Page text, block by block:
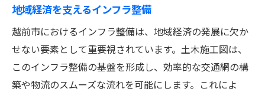
地域経済を支えるインフラ整備
越前市におけるインフラ整備は、地域経済の発展に欠か
せない要素として重要視されています。土木施工図は、
このインフラ整備の基盤を形成し、効率的な交通網の構
築や物流のスムーズな流れを可能にします。これによ